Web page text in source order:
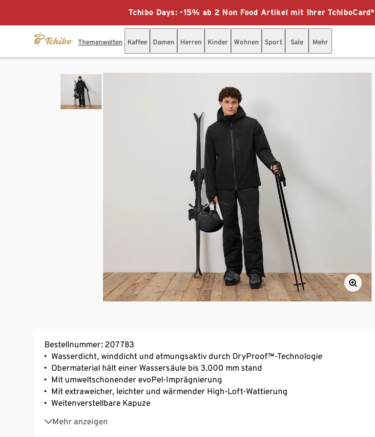
Tchibo Days: -15% ab 2 Non Food Artikel mit Ihrer TchiboCard*
Themenwelten Kaffee Damen Herren Kinder Wohnen Sport Sale Mehr
Bestellnummer: 207783
Wasserdicht, winddicht und atmungsaktiv durch DryProof™-Technologie
Obermaterial hält einer Wassersäule bis 3.000 mm stand
Mit umweltschonender evoPel-Imprägnierung
Mit extraweicher, leichter und wärmender High-Loft-Wattierung
Weitenverstellbare Kapuze
Mehr anzeigen
Stehkragen
Wasserdichter Schneefang mit rutschhemmender Gummierung und Druckknöpfen zur